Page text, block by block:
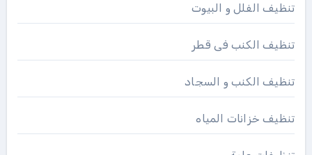
تنظيف الفلل و البيوت
تنظيف الكنب فى قطر
تنظيف الكنب و السجاد
تنظيف خزانات المياه